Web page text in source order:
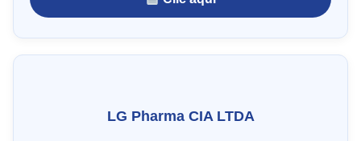
LG Pharma CIA LTDA